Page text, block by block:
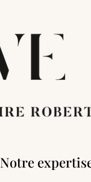
Notre